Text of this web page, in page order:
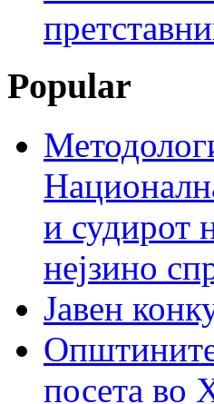
Popular
и судирот
нејзино
Јавен
Општините
посета во